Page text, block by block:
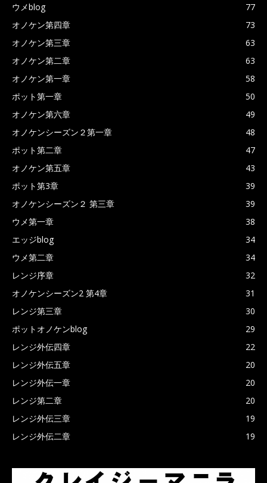
ウメblog
77
オノケン第四章
73
オノケン第三章
63
オノケン第二章
63
オノケン第一章
58
ポット第一章
50
オノケン第六章
49
オノケンシーズン２第一章
48
ポット第二章
47
オノケン第五章
43
ポット第3章
39
オノケンシーズン２ 第三章
39
ウメ第一章
38
エッジblog
34
ウメ第二章
34
レンジ序章
32
オノケンシーズン2 第4章
31
レンジ第三章
30
ポットオノケンblog
29
レンジ外伝四章
22
レンジ外伝五章
20
レンジ外伝一章
20
レンジ第二章
20
レンジ外伝三章
19
レンジ外伝二章
19